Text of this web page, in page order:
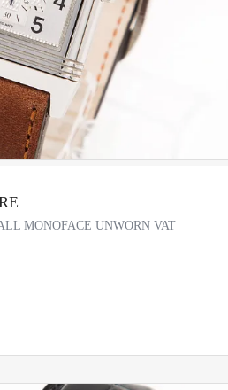
MONOFACE UNWORN VAT